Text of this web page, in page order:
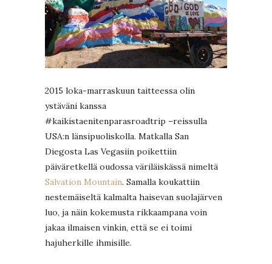
2015 loka-marraskuun taitteessa olin
ystäväni kanssa
#kaikistaenitenparasroadtrip –reissulla
USA:n länsipuoliskolla. Matkalla San
Diegosta Las Vegasiin poikettiin
päiväretkellä oudossa väriläiskässä nimeltä
Salvation Mountain. Samalla koukattiin
nestemäiseltä kalmalta haisevan suolajärven
luo, ja näin kokemusta rikkaampana voin
jakaa ilmaisen vinkin, että se ei toimi
hajuherkille ihmisille.